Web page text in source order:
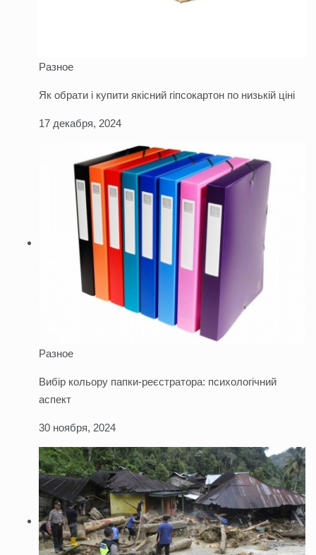
Разное
Як обрати і купити якісний гіпсокартон по низькій ціні
17 декабря, 2024
Разное
Вибір кольору папки-реєстратора: психологічний
аспект
30 ноября, 2024